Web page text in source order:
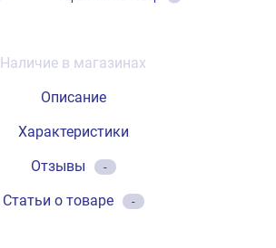
Наличие в магазинах
Описание
Характеристики
Отзывы
-
Статьи о товаре -